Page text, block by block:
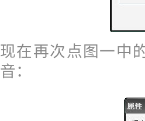
现在再次点图一中
音：